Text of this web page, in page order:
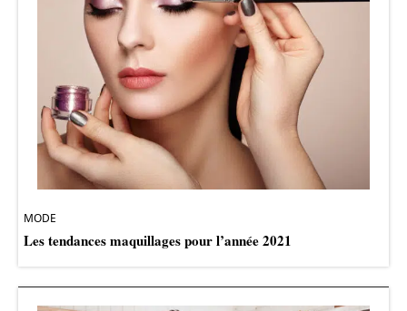
MODE
Les tendances maquillages pour l’année 2021